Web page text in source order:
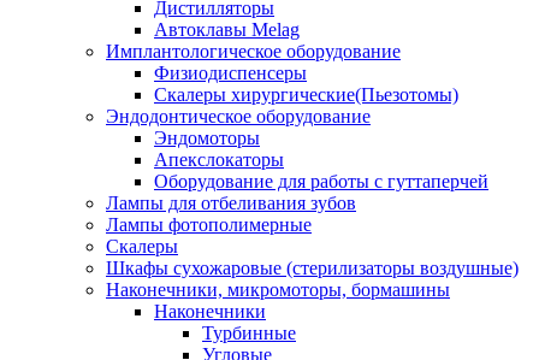
Дистилляторы
Автоклавы Melag
Имплантологическое оборудование
Физиодиспенсеры
Скалеры хирургические(Пьезотомы)
Эндодонтическое оборудование
Эндомоторы
Апекслокаторы
Оборудование для работы с гуттаперчей
Лампы для отбеливания зубов
Лампы фотополимерные
Скалеры
Шкафы сухожаровые (стерилизаторы воздушные)
Наконечники, микромоторы, бормашины
Наконечники
Турбинные
Угловые